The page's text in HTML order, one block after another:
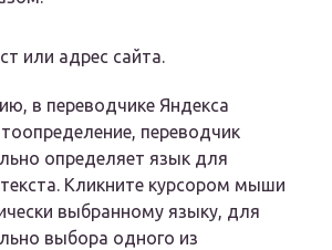
или адрес сайта.
в переводчике Яндекса
переводчик
определяет язык для
Кликните курсором мыши
выбранному языку, для
выбора одного из